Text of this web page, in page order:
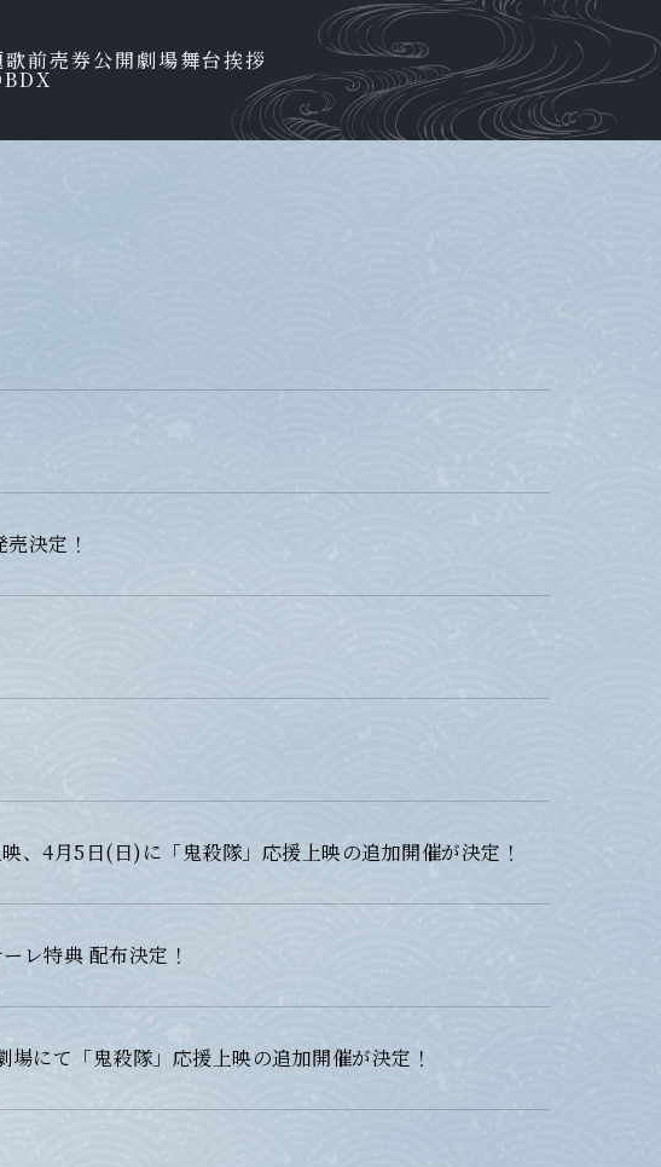
前売券公開劇場舞台挨拶
X
決定！
、4月5日(日)に「鬼殺隊」応援上映の追加開催が決定！
レ特典 配布決定！
にて「鬼殺隊」応援上映の追加開催が決定！